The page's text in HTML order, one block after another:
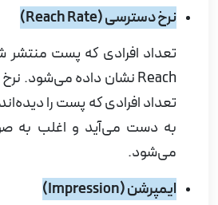
نرخ دسترسی (Reach Rate
)
تعداد افرادی که پست منتشر
Reachنشان داده می‌شود.
تعداد افرادی که پست را
به دست می‌آید و اغلب به
می‌شود.
ایمپرشن (Impression
)